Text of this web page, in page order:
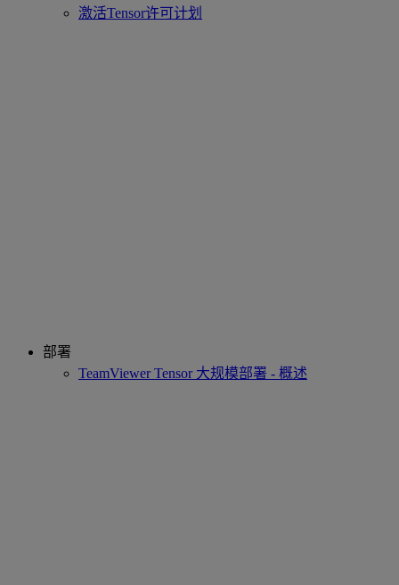
激活Tensor许可计划
部署
TeamViewer Tensor 大规模部署 - 概述